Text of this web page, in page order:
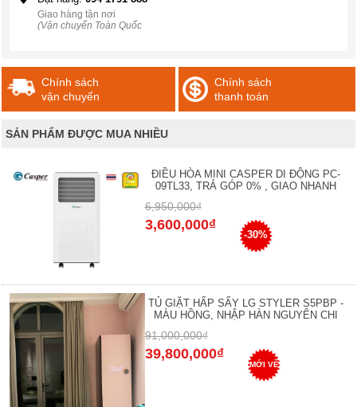
Giao hàng tận nơi
(Vận chuyển Toàn Quốc
Chính sách
vận chuyển
Chính sách
thanh toán
SẢN PHẨM ĐƯỢC MUA NHIỀU
ĐIỀU HÒA MINI CASPER DI ĐỘNG PC-
09TL33, TRẢ GÓP 0% , GIAO NHANH
6,950,000₫
3,600,000₫
-30%
TỦ GIẶT HẤP SẤY LG STYLER S5PBP -
MÀU HỒNG, NHẬP HÀN NGUYÊN CHI
91,000,000₫
39,800,000₫
MỚI VỀ